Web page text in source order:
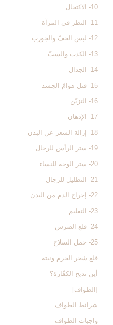
10- الاكتحال
11- النظر في المرآة
12- لبس الخفّ والجورب
13- الكذب والسبّ
14- الجدال
15- قتل هوامّ الجسد
16- التزيّن
17- الإدهان
18- إزالة الشعر عن البدن
19- ستر الرأس للرجال
20- ستر الوجه للنساء
21- التظليل للرجال
22- إخراج الدم من البدن
23- التقليم
24- قلع الضرس
25- حمل السلاح
قلع شجر الحرم ونبته
أين تذبح الكفّارة؟
[الطواف‏]
شرائط الطواف
واجبات الطواف‏